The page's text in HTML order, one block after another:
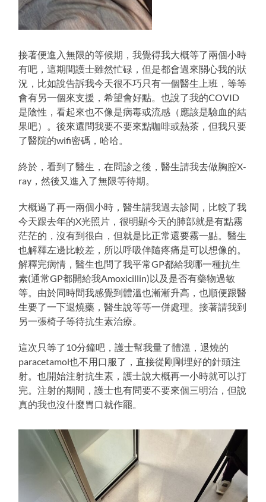
接著便進入無限的等候期，我覺得我大概等了兩個小時
有吧，這期間護士雖然忙碌，但是都會過來關心我的狀
況，比如說告訴我今天很不巧只有一個醫生上班，等等
會有另一個來支援，希望會好點。也說了我的COVID
是陰性，看起來也不像是病毒或流感（應該是驗血的結
果吧）。後來還問我要不要來點咖啡或熱茶，但我只要
了醫院的wifi密碼，哈哈。
終於，看到了醫生，在問診之後，醫生請我去做胸腔X-
ray，然後又進入了無限等待期。
大概過了再一兩個小時，醫生請我過去診間，比較了我
今天跟去年的X光照片，很明顯今天的肺部就是有點霧
茫茫的，沒有到很白，但就是比正常還要霧一點。醫生
也解釋左邊比較差，所以呼吸伴隨疼痛是可以想像的。
解釋完病情，醫生也問了我平常GP都給我哪一種抗生
素(通常GP都開給我Amoxicillin)以及是否有藥物過敏
等。由於同時間我感覺到體溫也漸漸升高，也順便跟醫
生要了一下退燒藥，醫生說等等一併處理。接著請我到
另一張椅子等待抗生素治療。
這次只等了10分鐘吧，護士幫我量了體溫，退燒的
paracetamol也不用口服了，直接從剛剛埋好的針頭注
射。也開始注射抗生素，護士說大概再一小時就可以打
完。注射的期間，護士也有問要不要來個三明治，但說
真的我也沒什麼胃口就作罷。